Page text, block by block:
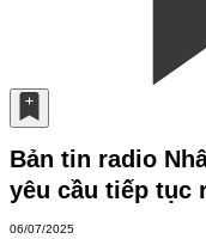
Bản tin radio
yêu cầu tiếp tục
06/07/2025